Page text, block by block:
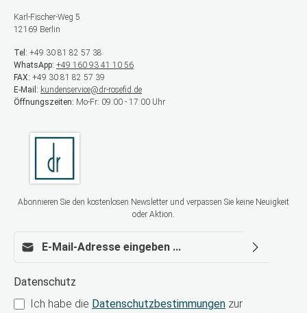
Karl-Fischer-Weg 5
12169 Berlin
Tel: +49 30 81 82 57 38
WhatsApp: +49 160 93 41 10 56
FAX: +49 30 81 82 57 39
E-Mail: kundenservice@dr-rosefid.de
Öffnungszeiten: Mo-Fr: 09:00 - 17:00 Uhr
Abonnieren Sie den kostenlosen Newsletter und verpassen Sie keine Neuigkeit
oder Aktion.
Datenschutz
Ich habe die Datenschutzbestimmungen zur